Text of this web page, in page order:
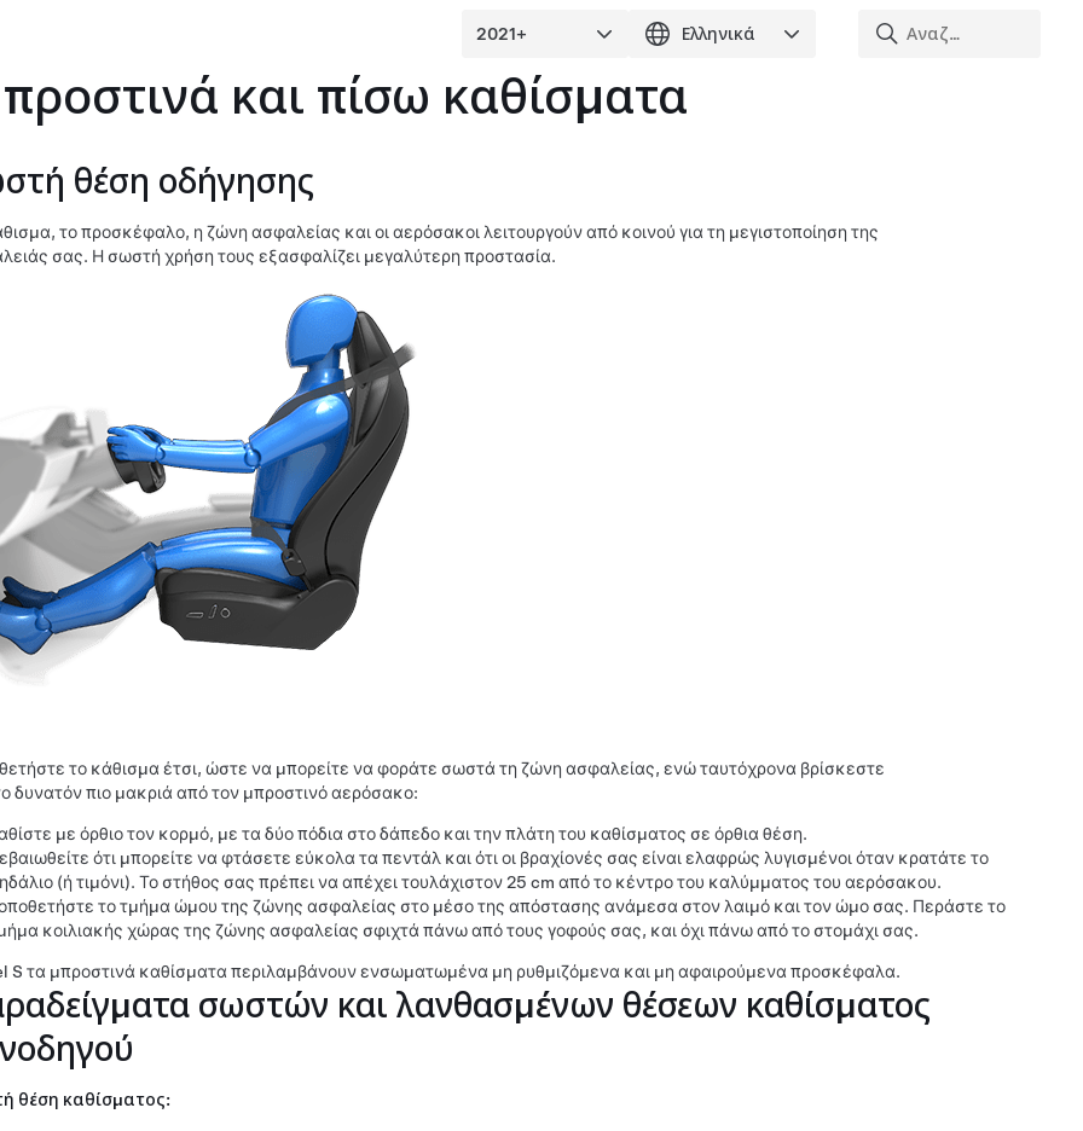
και πίσω καθίσματα
θέση οδήγησης
το προσκέφαλο, η ζώνη ασφαλείας και οι αερόσακοι λειτουργούν από κοινού για τη μεγιστοποίηση της
σας. Η σωστή χρήση τους εξασφαλίζει μεγαλύτερη προστασία.
το κάθισμα έτσι, ώστε να μπορείτε να φοράτε σωστά τη ζώνη ασφαλείας, ενώ ταυτόχρονα βρίσκεστε
δυνατόν πιο μακριά από τον μπροστινό αερόσακο:
με όρθιο τον κορμό, με τα δύο πόδια στο δάπεδο και την πλάτη του καθίσματος σε όρθια θέση.
ότι μπορείτε να φτάσετε εύκολα τα πεντάλ και ότι οι βραχίονές σας είναι ελαφρώς λυγισμένοι όταν κρατάτε το
(ή τιμόνι). Το στήθος σας πρέπει να απέχει τουλάχιστον25 cm από το κέντρο του καλύμματος του αερόσακου.
το τμήμα ώμου της ζώνης ασφαλείας στο μέσο της απόστασης ανάμεσα στον λαιμό και τον ώμο σας. Περάστε το
κοιλιακής χώρας της ζώνης ασφαλείας σφιχτά πάνω από τους γοφούς σας, και όχι πάνω από το στομάχι σας.
S τα μπροστινά καθίσματα περιλαμβάνουν ενσωματωμένα μη ρυθμιζόμενα και μη αφαιρούμενα προσκέφαλα.
σωστών και λανθασμένων θέσεων καθίσματος
θέση καθίσματος: